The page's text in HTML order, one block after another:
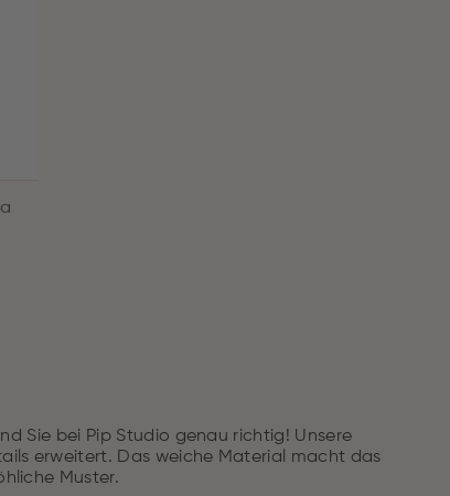
Sie bei Pip Studio genau richtig! Unsere
erweitert. Das weiche Material macht das
Muster.